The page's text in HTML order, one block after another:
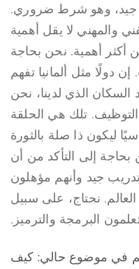
جيد، وهو شرط ضروري.
والمهني لا يقل أهمية
أكثر أهمية. نحن بحاجة
دولًا مثل ألمانيا تفهم
السكان الذي لدينا، نحن
تلك هي الحلقة
ليكون ذا صلة بالثورة
بحاجة إلى التأكد من أن
جيد وأنهم مؤهلون
نحتاج، على سبيل
البرمجة والترميز.
في موضوع حالي: كيف